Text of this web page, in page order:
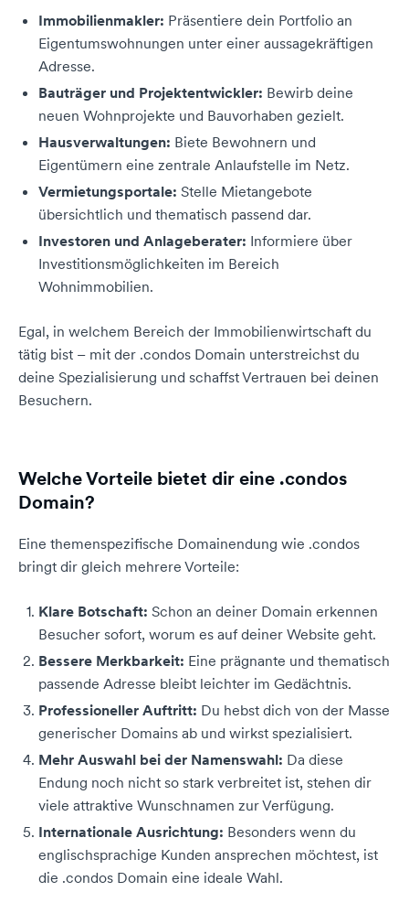
Immobilienmakler: Präsentiere dein Portfolio an
Eigentumswohnungen unter einer aussagekräftigen
Adresse.
Bauträger und Projektentwickler: Bewirb deine
neuen Wohnprojekte und Bauvorhaben gezielt.
Hausverwaltungen: Biete Bewohnern und
Eigentümern eine zentrale Anlaufstelle im Netz.
Vermietungsportale: Stelle Mietangebote
übersichtlich und thematisch passend dar.
Investoren und Anlageberater: Informiere über
Investitionsmöglichkeiten im Bereich
Wohnimmobilien.
Egal, in welchem Bereich der Immobilienwirtschaft du
tätig bist – mit der .condos Domain unterstreichst du
deine Spezialisierung und schaffst Vertrauen bei deinen
Besuchern.
Welche Vorteile bietet dir eine .condos
Domain?
Eine themenspezifische Domainendung wie .condos
bringt dir gleich mehrere Vorteile:
Klare Botschaft: Schon an deiner Domain erkennen
Besucher sofort, worum es auf deiner Website geht.
Bessere Merkbarkeit: Eine prägnante und thematisch
passende Adresse bleibt leichter im Gedächtnis.
Professioneller Auftritt: Du hebst dich von der Masse
generischer Domains ab und wirkst spezialisiert.
Mehr Auswahl bei der Namenswahl: Da diese
Endung noch nicht so stark verbreitet ist, stehen dir
viele attraktive Wunschnamen zur Verfügung.
Internationale Ausrichtung: Besonders wenn du
englischsprachige Kunden ansprechen möchtest, ist
die .condos Domain eine ideale Wahl.